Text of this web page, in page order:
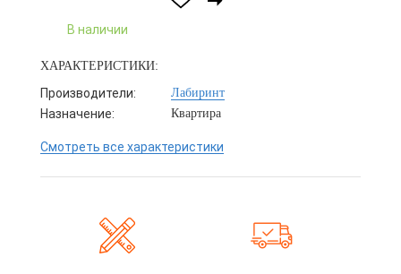
В наличии
ХАРАКТЕРИСТИКИ:
Производители: Лабиринт
Назначение: Квартира
Смотреть все характеристики